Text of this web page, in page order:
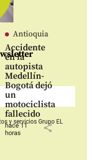
Antioquia
Accidente
en la
autopista
Medellín-
Bogotá dejó
un
motociclista
fallecido
hace 11
horas
share
y serviciosGrupo EL